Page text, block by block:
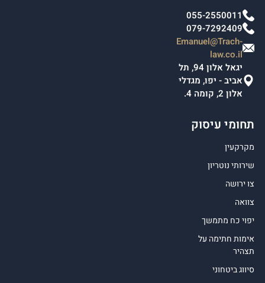
055-2550011
079-7292409
Emanuel@Trach-
law.co.il
יגאל אלון 94, תל
אביב - יפו, מגדלי
אלון 2, קומה 4.
תחומי עיסוק
מקרקעין
שירותי נוטריון
צו ירושה
צוואה
יפוי כח מתמשך
אימות חתימה על
תצהיר
סיווג ביטחוני